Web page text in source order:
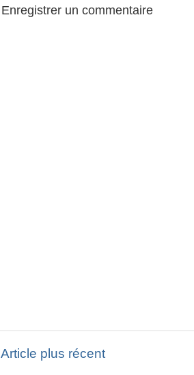
Enregistrer un commentaire
Article plus récent